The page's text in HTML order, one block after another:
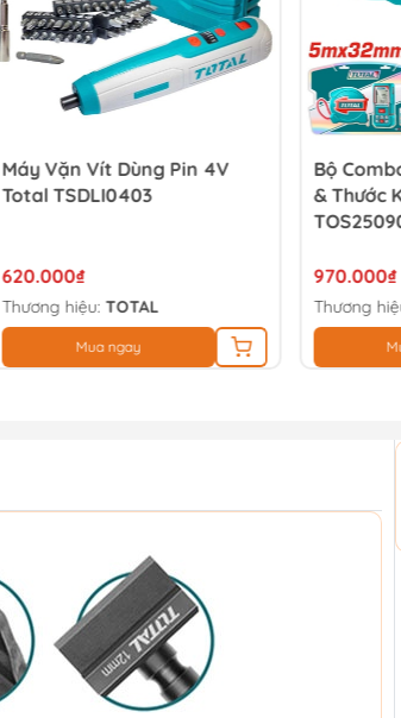
Máy Vặn Vít Dùng Pin 4V
Total TSDLI0403
620.000₫
Thương hiệu: TOTAL
Mua ngay
Bộ
& Thước
970.000₫
Thương